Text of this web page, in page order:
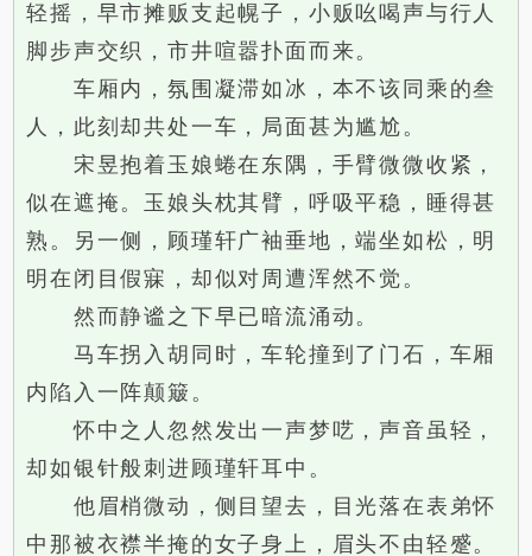
轻摇，早市摊贩支起幌子，小贩吆喝声与行人
脚步声交织，市井喧嚣扑面而来。
车厢内，氛围凝滞如冰，本不该同乘的叁
人，此刻却共处一车，局面甚为尴尬。
宋昱抱着玉娘蜷在东隅，手臂微微收紧，
似在遮掩。玉娘头枕其臂，呼吸平稳，睡得甚
熟。另一侧，顾瑾轩广袖垂地，端坐如松，明
明在闭目假寐，却似对周遭浑然不觉。
然而静谧之下早已暗流涌动。
马车拐入胡同时，车轮撞到了门石，车厢
内陷入一阵颠簸。
怀中之人忽然发出一声梦呓，声音虽轻，
却如银针般刺进顾瑾轩耳中。
他眉梢微动，侧目望去，目光落在表弟怀
中那被衣襟半掩的女子身上，眉头不由轻蹙。